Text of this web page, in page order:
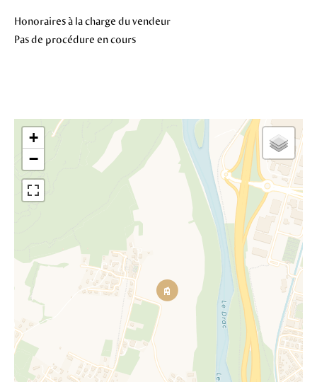
Honoraires à la charge du vendeur
Pas de procédure en cours
+
−